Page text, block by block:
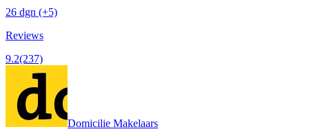
26 dgn (+5)
Reviews
9.2(237)
Domicilie Makelaars